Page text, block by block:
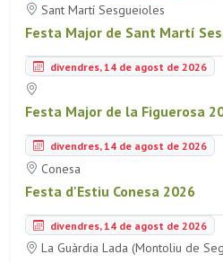
Sant Martí Sesgueioles
Festa Major de Sant Martí
divendres, 14 de agost de 2026
Festa Major de la Figuerosa
divendres, 14 de agost de 2026
Conesa
Festa d'Estiu Conesa 2026
divendres, 14 de agost de 2026
La Guàrdia Lada (Montoliu de